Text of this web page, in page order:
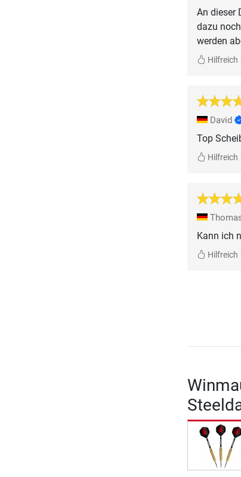
An dieser
dazu
werden
Hilfreich
David
Top
Hilfreich
Kann ich
Hilfreich